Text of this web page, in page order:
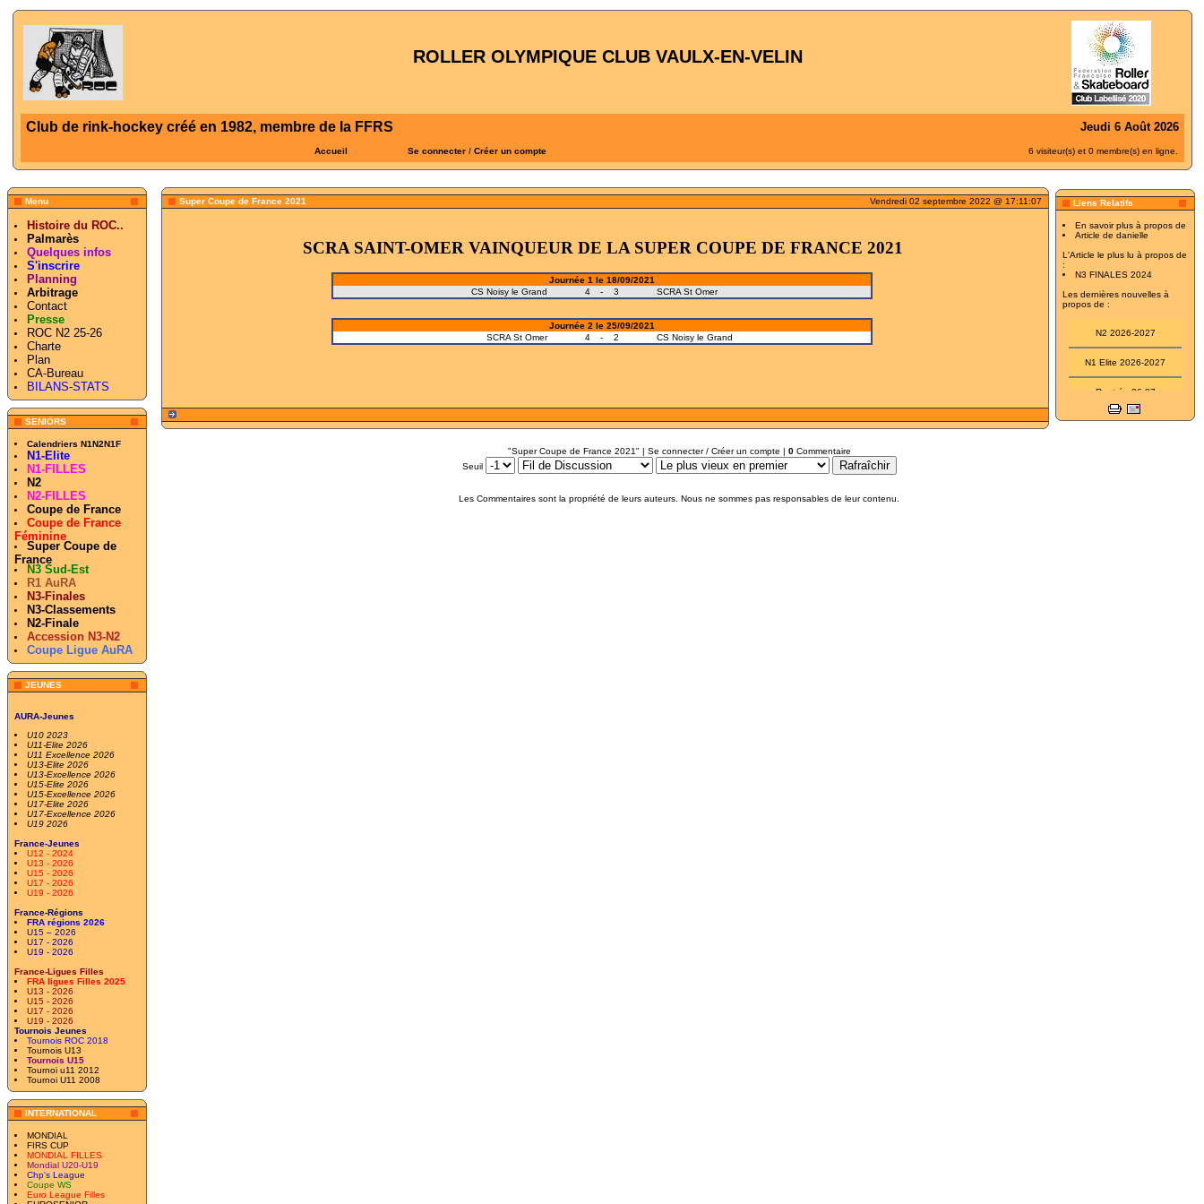
ROLLER OLYMPIQUE CLUB VAULX-EN-VELIN
Club de rink-hockey créé en 1982, membre de la FFRS Jeudi 6 Août 2026
Accueil Se connecter/ Créer un compte 6 visiteur(s) et 0 membre(s) en ligne.
Menu
Histoire du ROC..
Palmarès
Quelques infos
S'inscrire
Planning
Arbitrage
Contact
Presse
ROC N2 25-26
Charte
Plan
CA-Bureau
BILANS-STATS
SENIORS
Calendriers N1N2N1F
N1-Elite
N1-FILLES
N2
N2-FILLES
Coupe de France
Coupe de France
Féminine
Super Coupe de
France
N3 Sud-Est
R1 AuRA
N3-Finales
N3-Classements
N2-Finale
Accession N3-N2
Coupe Ligue AuRA
JEUNES
AURA-Jeunes
U10 2023
U11-Elite 2026
U11 Excellence 2026
U13-Elite 2026
U13-Excellence 2026
U15-Elite 2026
U15-Excellence 2026
U17-Elite 2026
U17-Excellence 2026
U19 2026
France-Jeunes
U12 - 2024
U13 - 2026
U15 - 2026
U17 - 2026
U19 - 2026
France-Régions
FRA régions 2026
U15 – 2026
U17 - 2026
U19 - 2026
France-Ligues Filles
FRA ligues Filles 2025
U13 - 2026
U15 - 2026
U17 - 2026
U19 - 2026
Tournois Jeunes
Tournois ROC 2018
Tournois U13
Tournois U15
Tournoi u11 2012
Tournoi U11 2008
INTERNATIONAL
MONDIAL
FIRS CUP
MONDIAL FILLES
Mondial U20-U19
Chp's League
Coupe WS
Euro League Filles
Super Coupe de France 2021 Vendredi 02 septembre 2022 @ 17:11:07
SCRA SAINT-OMER VAINQUEUR DE LA SUPER COUPE DE FRANCE 2021
Journée 1 le 18/09/2021
CS Noisy le Grand
4 - 3 SCRA St Omer
Journée 2 le 25/09/2021
SCRA St Omer
4 - 2 CS Noisy le Grand
Liens Relatifs
En savoir plus à propos de
Article de danielle
L'Article le plus lu à propos de
:
N3 FINALES 2024
Les dernières nouvelles à
propos de :
Rentrée 26-27
ETE 2026
"Super Coupe de France 2021" | Se connecter / Créer un compte | 0Commentaire
Seuil
Les Commentaires sont la propriété de leurs auteurs. Nous ne sommes pas responsables de leur contenu.